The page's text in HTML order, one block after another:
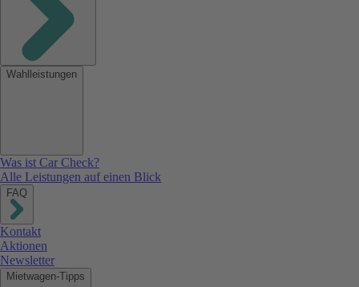
Wahlleistungen
Was ist Car Check?
Alle Leistungen auf einen Blick
FAQ
Kontakt
Aktionen
Newsletter
Mietwagen-Tipps